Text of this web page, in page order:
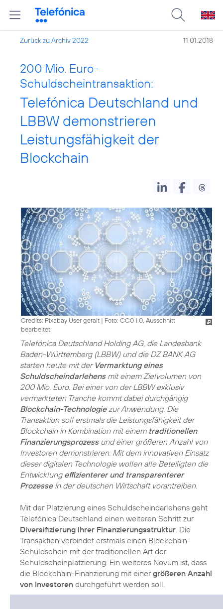
Zurück zu Archiv 2022 11.01.2018
200 Mio. Euro-
Schuldscheintransaktion:
Telefónica Deutschland und
LBBW demonstrieren
Leistungsfähigkeit der
Blockchain
Credits: Pixabay User geralt | Foto: CC0 1.0, Ausschnitt
bearbeitet
Telefónica Deutschland Holding AG, die Landesbank
Baden-Württemberg (LBBW) und die DZ BANK AG
starten heute mit der Vermarktung eines
Schuldscheindarlehensmit einem Zielvolumen von
200 Mio. Euro. Bei einer von der LBBW exklusiv
vermarkteten Tranche kommt dabei durchgängig
Blockchain-Technologiezur Anwendung. Die
Transaktion soll erstmals die Leistungsfähigkeit der
Blockchain in Kombination mit einem traditionellen
Finanzierungsprozessund einer größeren Anzahl von
Investoren demonstrieren. Mit dem innovativen Einsatz
dieser digitalen Technologie wollen alle Beteiligten die
Entwicklung effizienterer und transparenterer
Prozessein der deutschen Wirtschaft vorantreiben.
Mit der Platzierung eines Schuldscheindarlehens geht
Telefónica Deutschland einen weiteren Schritt zur
Diversifizierung ihrer Finanzierungsstruktur . Die
Transaktion verbindet erstmals einen Blockchain-
Schuldschein mit der traditionellen Art der
Schuldscheinplatzierung. Ein weiteres Novum ist, dass
die Blockchain-Finanzierung mit einergrößeren Anzahl
von Investoren durchgeführt werden soll.